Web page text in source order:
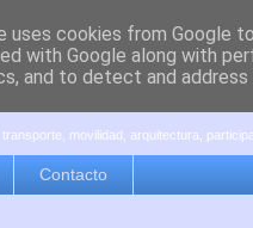
movilidad, arquitectura,
Contacto
uses cookies from Google
with Google along with
and to detect and address